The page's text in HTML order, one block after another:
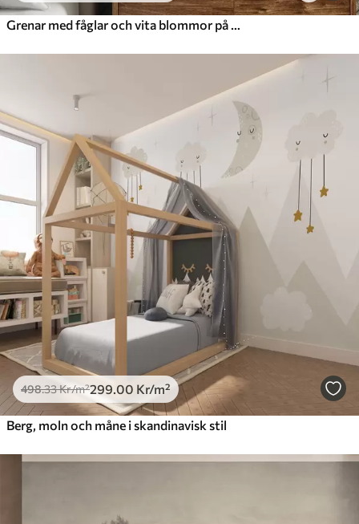
Grenar med fåglar och vita blommor på en skir bakgrund
498.33Kr/m²299.00 Kr/m²
Berg, moln och måne i skandinavisk stil